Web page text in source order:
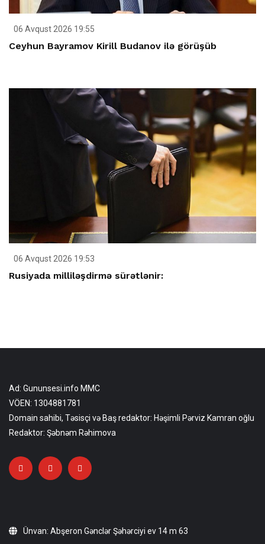
06 Avqust 2026 19:55
Ceyhun Bayramov Kirill Budanov ilə görüşüb
06 Avqust 2026 19:53
Rusiyada milliləşdirmə sürətlənir:
Ad: Gununsesi.info MMC
VÖEN: 1304881781
Domain sahibi, Təsisçi və Baş redaktor: Həşimli Pərviz Kamran oğlu
Redaktor: Şəbnəm Rəhimova
Ünvan: Abşeron Gənclər Şəhərciyi ev 14 m 63